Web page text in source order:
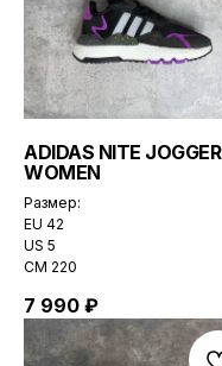
ADIDAS NITE JOGGER
WOMEN
Размер:
EU 42
US 5
CМ 220
7 990 ₽